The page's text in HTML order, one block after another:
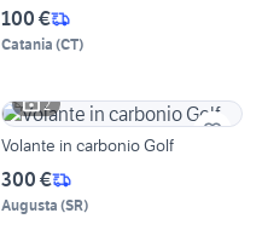
100 €
Catania (CT)
2
Volante in carbonio Golf
300 €
Augusta (SR)